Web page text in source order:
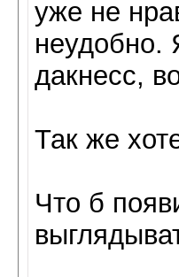
уже не
неудобно.
дакнесс,
Так же
Что б